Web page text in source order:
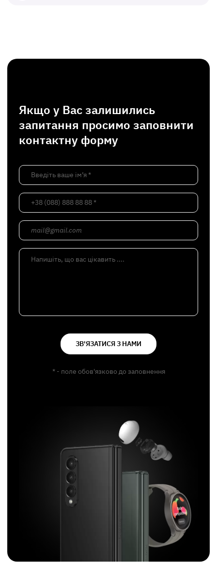
Якщо у Вас залишились
запитання просимо заповнити
контактну форму
Введіть ваше ім’я *
+38 (088) 888 88 88 *
mail@gmail.com
Напишіть, що вас цікавить ....
ЗВ'ЯЗАТИСЯ З НАМИ
* - поле обов'язково до заповнення